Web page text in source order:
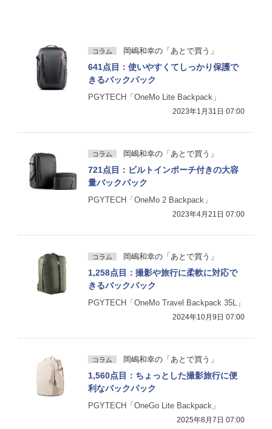
コラム 岡嶋和幸の「あとで買う」
641点目：使いやすくてしっかり保護で
きるバックパック
PGYTECH「OneMo Lite Backpack」
2023年1月31日 07:00
コラム 岡嶋和幸の「あとで買う」
721点目：ビルトインポーチ付きの大容
量バックパック
PGYTECH「OneMo 2 Backpack」
2023年4月21日 07:00
コラム 岡嶋和幸の「あとで買う」
1,258点目：撮影や旅行に柔軟に対応で
きるバックパック
PGYTECH「OneMo Travel Backpack 35L」
2024年10月9日 07:00
コラム 岡嶋和幸の「あとで買う」
1,560点目：ちょっとした撮影旅行に便
利なバックパック
PGYTECH「OneGo Lite Backpack」
2025年8月7日 07:00